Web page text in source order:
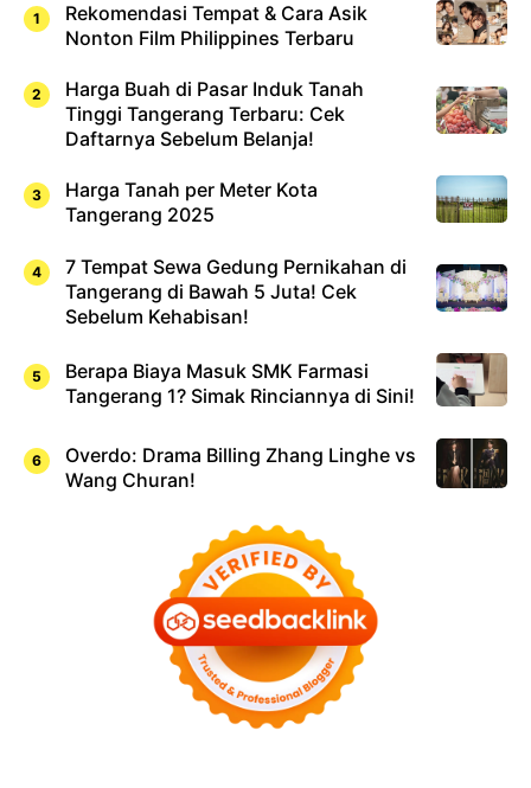
Rekomendasi Tempat & Cara Asik
Nonton Film Philippines Terbaru
Harga Buah di Pasar Induk Tanah
Tinggi Tangerang Terbaru: Cek
Daftarnya Sebelum Belanja!
Harga Tanah per Meter Kota
Tangerang 2025
7 Tempat Sewa Gedung Pernikahan di
Tangerang di Bawah 5 Juta! Cek
Sebelum Kehabisan!
Berapa Biaya Masuk SMK Farmasi
Tangerang 1? Simak Rinciannya di Sini!
Overdo: Drama Billing Zhang Linghe vs
Wang Churan!